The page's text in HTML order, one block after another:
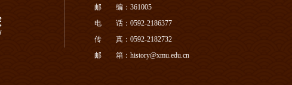
邮 编：361005
电 话：0592-2186377
传 真：0592-2182732
邮 箱：history@xmu.edu.cn